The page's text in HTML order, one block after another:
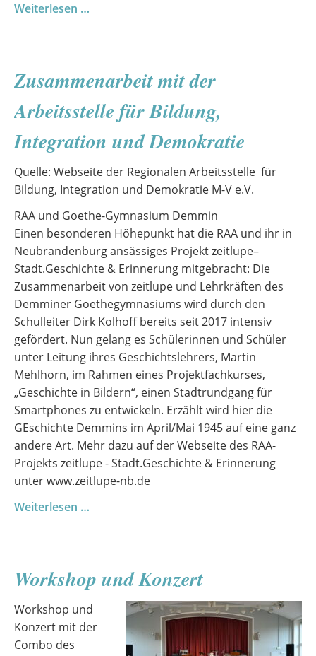
Weiterlesen …
Konzert
Prerow
Zusammenarbeit mit der
Arbeitsstelle für Bildung,
Integration und Demokratie
Quelle: Webseite der Regionalen Arbeitsstelle für
Bildung, Integration und Demokratie M-V e.V.
RAA und Goethe-Gymnasium Demmin
Einen besonderen Höhepunkt hat die RAA und ihr in
Neubrandenburg ansässiges Projekt zeitlupe–
Stadt.Geschichte & Erinnerung mitgebracht: Die
Zusammenarbeit von zeitlupe und Lehrkräften des
Demminer Goethegymnasiums wird durch den
Schulleiter Dirk Kolhoff bereits seit 2017 intensiv
gefördert. Nun gelang es Schülerinnen und Schüler
unter Leitung ihres Geschichtslehrers, Martin
Mehlhorn, im Rahmen eines Projektfachkurses,
„Geschichte in Bildern“, einen Stadtrundgang für
Smartphones zu entwickeln. Erzählt wird hier die
GEschichte Demmins im April/Mai 1945 auf eine ganz
andere Art. Mehr dazu auf der Webseite des RAA-
Projekts zeitlupe - Stadt.Geschichte & Erinnerung
unter www.zeitlupe-nb.de
Weiterlesen …
für
Bildung,
Integration
und
Demokratie
Workshop und Konzert
Workshop und
Konzert mit der
Combo des